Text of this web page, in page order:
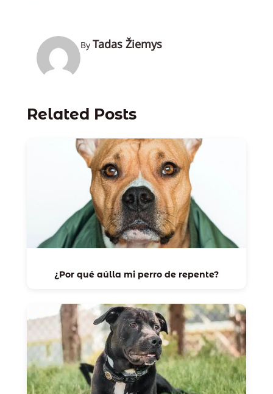
By Tadas Žiemys
Related Posts
¿Por qué aúlla mi perro de repente?